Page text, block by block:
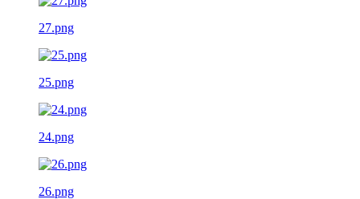
27.png
25.png
24.png
26.png